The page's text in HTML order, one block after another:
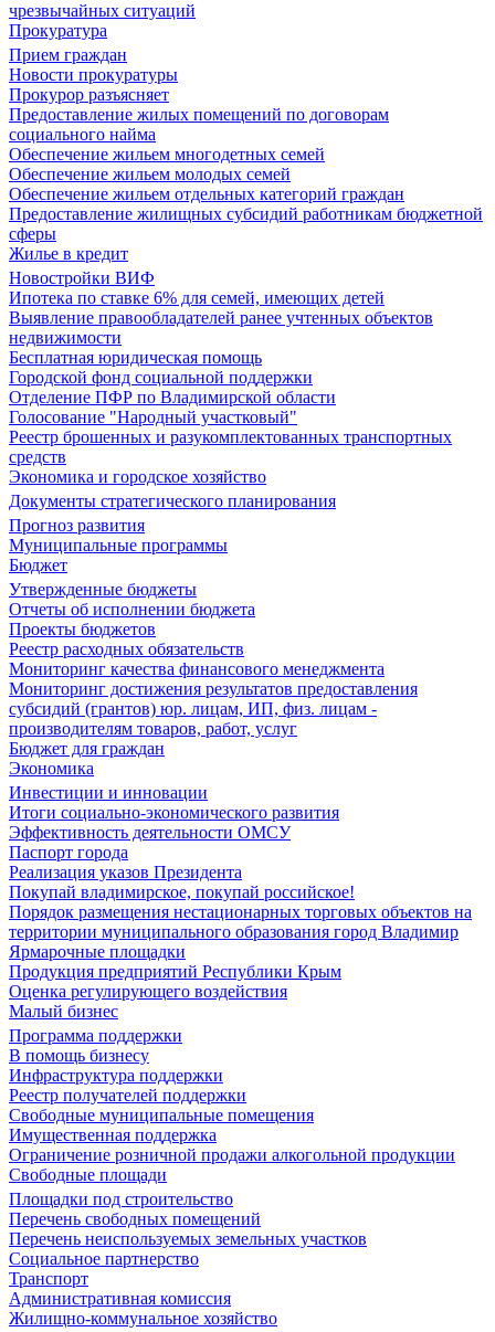
чрезвычайных ситуаций
Прокуратура
Прием граждан
Новости прокуратуры
Прокурор разъясняет
Предоставление жилых помещений по договорам
социального найма
Обеспечение жильем многодетных семей
Обеспечение жильем молодых семей
Обеспечение жильем отдельных категорий граждан
Предоставление жилищных субсидий работникам бюджетной
сферы
Жилье в кредит
Новостройки ВИФ
Ипотека по ставке 6% для семей, имеющих детей
Выявление правообладателей ранее учтенных объектов
недвижимости
Бесплатная юридическая помощь
Городской фонд социальной поддержки
Отделение ПФР по Владимирской области
Голосование "Народный участковый"
Реестр брошенных и разукомплектованных транспортных
средств
Экономика и городское хозяйство
Документы стратегического планирования
Прогноз развития
Муниципальные программы
Бюджет
Утвержденные бюджеты
Отчеты об исполнении бюджета
Проекты бюджетов
Реестр расходных обязательств
Мониторинг качества финансового менеджмента
Мониторинг достижения результатов предоставления
субсидий (грантов) юр. лицам, ИП, физ. лицам -
производителям товаров, работ, услуг
Бюджет для граждан
Экономика
Инвестиции и инновации
Итоги социально-экономического развития
Эффективность деятельности ОМСУ
Паспорт города
Реализация указов Президента
Покупай владимирское, покупай российское!
Порядок размещения нестационарных торговых объектов на
территории муниципального образования город Владимир
Ярмарочные площадки
Продукция предприятий Республики Крым
Оценка регулирующего воздействия
Малый бизнес
Программа поддержки
В помощь бизнесу
Инфраструктура поддержки
Реестр получателей поддержки
Свободные муниципальные помещения
Имущественная поддержка
Ограничение розничной продажи алкогольной продукции
Свободные площади
Площадки под строительство
Перечень свободных помещений
Перечень неиспользуемых земельных участков
Социальное партнерство
Транспорт
Административная комиссия
Жилищно-коммунальное хозяйство